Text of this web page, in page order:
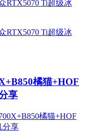
橘猫+HOF
享